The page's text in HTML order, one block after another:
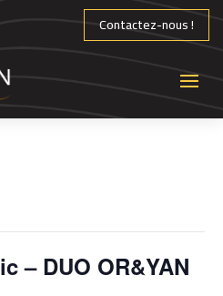
Contactez-nous !
– DUO OR&YAN